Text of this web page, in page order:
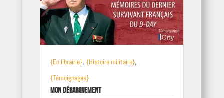
{En librairie}, {Histoire militaire},
{Témoignages}
Mon Débarquement